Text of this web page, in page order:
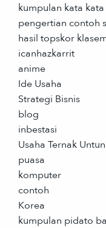
kumpulan kata
pengertian contoh
hasil topskor
icanhazkarrit
anime
Ide Usaha
Strategi Bisnis
blog
inbestasi
Usaha Ternak
puasa
komputer
contoh
Korea
kumpulan pidato